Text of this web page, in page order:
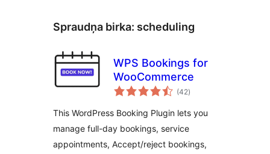
Spraudņa birka: scheduling
WPS Bookings for
WooCommerce
(42vērtējumu
kopsumma
)
This WordPress Booking Plugin lets you
manage full-day bookings, service
appointments, Accept/reject bookings,